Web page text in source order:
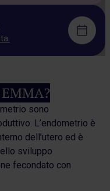
sono
L’endometrio è
dell’utero ed è
sviluppo
fecondato con